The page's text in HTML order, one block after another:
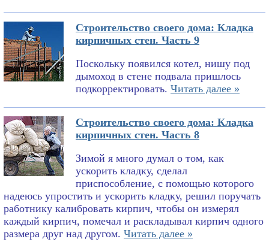
Строительство своего дома: Кладка
кирпичных стен. Часть 9
Поскольку появился котел, нишу под
дымоход в стене подвала пришлось
подкорректировать. Читать далее »
Строительство своего дома: Кладка
кирпичных стен. Часть 8
Зимой я много думал о том, как
ускорить кладку, сделал
приспособление, с помощью которого
надеюсь упростить и ускорить кладку, решил поручать
работнику калибровать кирпич, чтобы он измерял
каждый кирпич, помечал и раскладывал кирпич одного
размера друг над другом. Читать далее »